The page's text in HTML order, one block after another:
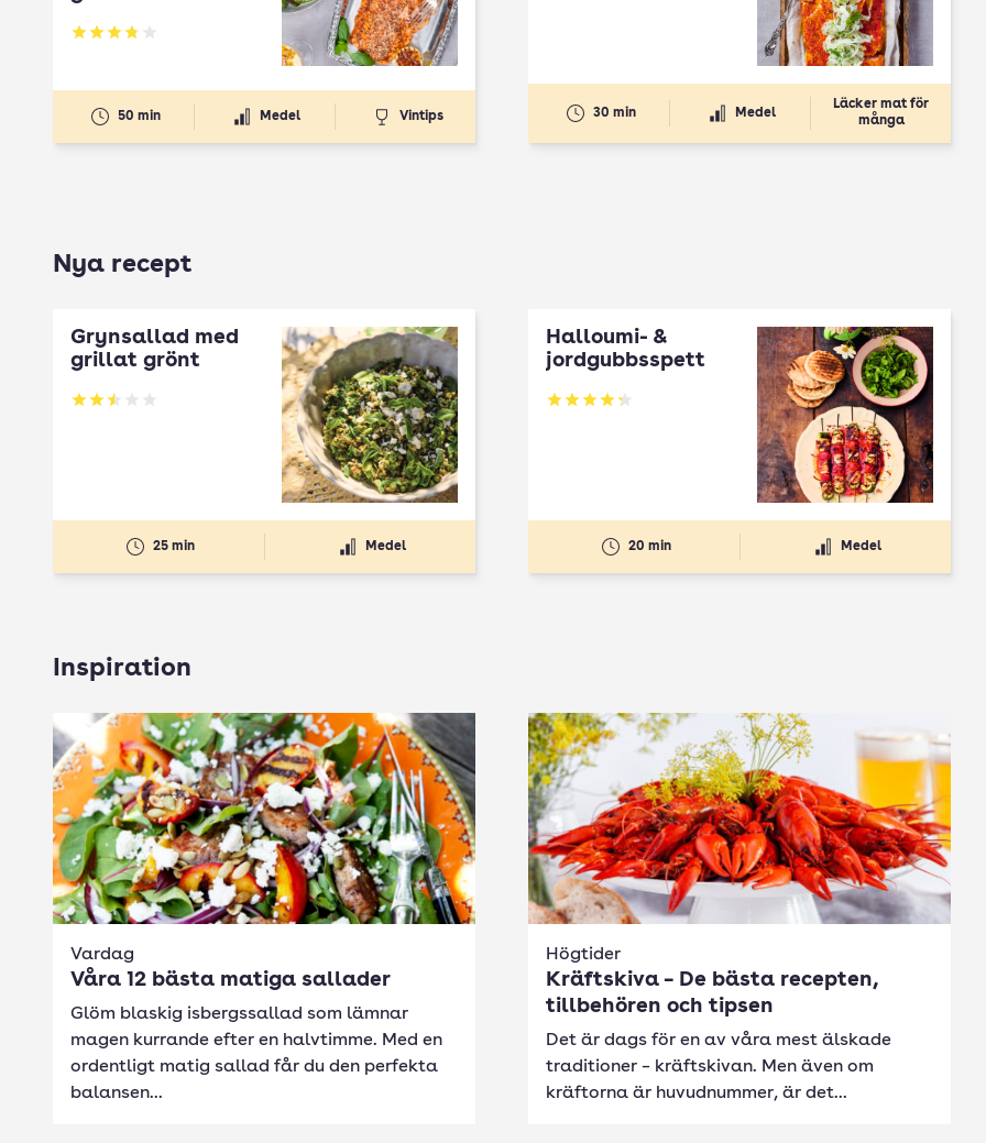
Betyg: 3.83 av 5
50 min Medel Vintips 30 min Medel
Läcker mat för
många
Nya recept
Grynsallad med
grillat grönt
Betyg: 2.5 av 5
25 min Medel
Halloumi- &
jordgubbsspett
Betyg: 4.3 av 5
20 min Medel
Inspiration
Vardag
Våra 12 bästa matiga sallader
Glöm blaskig isbergssallad som lämnar
magen kurrande efter en halvtimme. Med en
ordentligt matig sallad får du den perfekta
balansen...
Högtider
Kräftskiva – De bästa recepten,
tillbehören och tipsen
Det är dags för en av våra mest älskade
traditioner – kräftskivan. Men även om
kräftorna är huvudnummer, är det...